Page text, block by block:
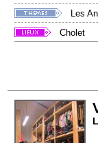
Les
Cholet